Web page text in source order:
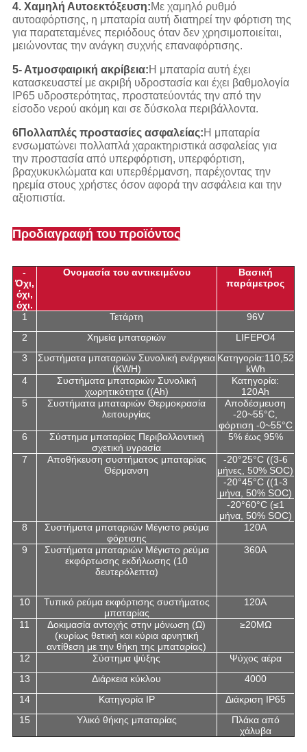
4. Χαμηλή Αυτοεκτόξευση:Με χαμηλό ρυθμό
αυτοαφόρτισης, η μπαταρία αυτή διατηρεί την φόρτιση της
για παρατεταμένες περιόδους όταν δεν χρησιμοποιείται,
μειώνοντας την ανάγκη συχνής επαναφόρτισης.
5- Ατμοσφαιρική ακρίβεια:Η μπαταρία αυτή έχει
κατασκευαστεί με ακριβή υδροστασία και έχει βαθμολογία
IP65 υδροστερότητας, προστατεύοντάς την από την
είσοδο νερού ακόμη και σε δύσκολα περιβάλλοντα.
6Πολλαπλές προστασίες ασφαλείας:Η μπαταρία
ενσωματώνει πολλαπλά χαρακτηριστικά ασφαλείας για
την προστασία από υπερφόρτιση, υπερφόρτιση,
βραχυκυκλώματα και υπερθέρμανση, παρέχοντας την
ηρεμία στους χρήστες όσον αφορά την ασφάλεια και την
αξιοπιστία.
Προδιαγραφή του προϊόντος
-
Όχι,
όχι,
όχι.
Ονομασία του αντικειμένου
Βασική
παράμετρος
1 Τετάρτη
96V
2
Χημεία μπαταριών
LIFEPO4
3
Συστήματα μπαταριών Συνολική ενέργεια
(KWH)
Κατηγορία:110,52
kWh
4
Συστήματα μπαταριών Συνολική
χωρητικότητα ((Ah)
Κατηγορία:
120Ah
5
Συστήματα μπαταριών Θερμοκρασία
λειτουργίας
Αποδέσμευση
-20~55°C,
φόρτιση -0~55°C
6
Σύστημα μπαταρίας Περιβαλλοντική
σχετική υγρασία
5% έως 95%
7
Αποθήκευση συστήματος μπαταρίας
Θέρμανση
-20°25°C ((3-6
μήνες, 50% SOC)
-20°45°C ((1-3
μήνα, 50% SOC)
-20°60°C (≤1
μήνα, 50% SOC)
8
Συστήματα μπαταριών Μέγιστο ρεύμα
φόρτισης
120Α
9
Συστήματα μπαταριών Μέγιστο ρεύμα
εκφόρτωσης εκδήλωσης (10
δευτερόλεπτα)
360A
10
Τυπικό ρεύμα εκφόρτισης συστήματος
μπαταρίας
120Α
11
Δοκιμασία αντοχής στην μόνωση (Ω)
(κυρίως θετική και κύρια αρνητική
αντίθεση με την θήκη της μπαταρίας)
≥20MΩ
12 Σύστημα ψύξης
Ψύχος αέρα
13
Διάρκεια κύκλου
4000
14
Κατηγορία IP
Διάκριση IP65
15
Υλικό θήκης μπαταρίας
Πλάκα από
χάλυβα